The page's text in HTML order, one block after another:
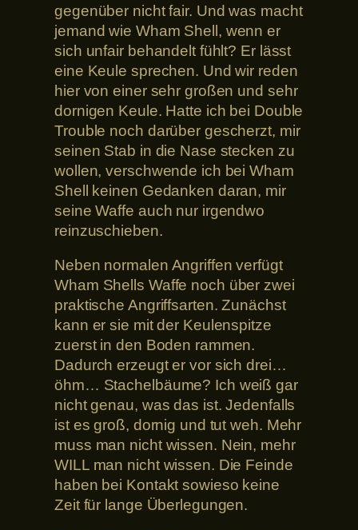
gegenüber nicht fair. Und was macht
jemand wie Wham Shell, wenn er
sich unfair behandelt fühlt? Er lässt
eine Keule sprechen. Und wir reden
hier von einer sehr großen und sehr
dornigen Keule. Hatte ich bei Double
Trouble noch darüber gescherzt, mir
seinen Stab in die Nase stecken zu
wollen, verschwende ich bei Wham
Shell keinen Gedanken daran, mir
seine Waffe auch nur irgendwo
reinzuschieben.
Neben normalen Angriffen verfügt
Wham Shells Waffe noch über zwei
praktische Angriffsarten. Zunächst
kann er sie mit der Keulenspitze
zuerst in den Boden rammen.
Dadurch erzeugt er vor sich drei…
öhm… Stachelbäume? Ich weiß gar
nicht genau, was das ist. Jedenfalls
ist es groß, dornig und tut weh. Mehr
muss man nicht wissen. Nein, mehr
WILL man nicht wissen. Die Feinde
haben bei Kontakt sowieso keine
Zeit für lange Überlegungen.